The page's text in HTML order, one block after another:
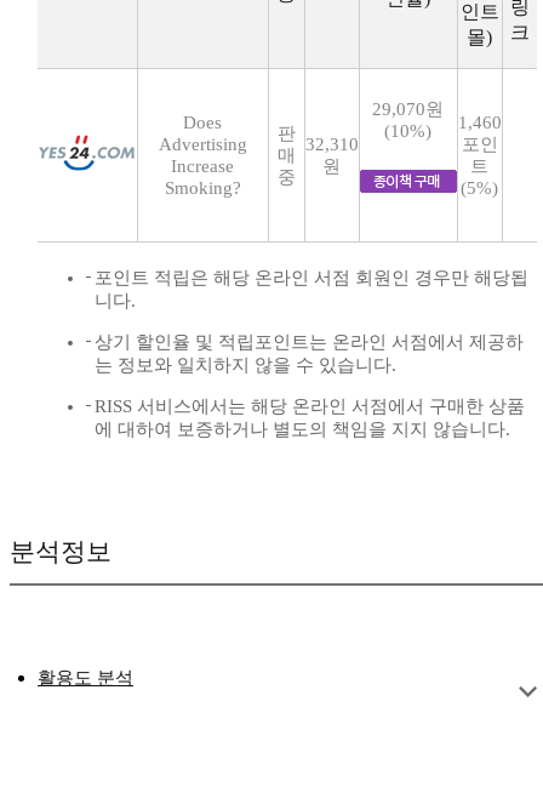
링
크
인트
몰)
Does
Advertising
Increase
Smoking?
판
매
중
32,310
원
29,070원
(10%)
1,460
포인
트
(5%)
포인트 적립은 해당 온라인 서점 회원인 경우만 해당됩
니다.
상기 할인율 및 적립포인트는 온라인 서점에서 제공하
는 정보와 일치하지 않을 수 있습니다.
RISS 서비스에서는 해당 온라인 서점에서 구매한 상품
에 대하여 보증하거나 별도의 책임을 지지 않습니다.
분석정보
활용도 분석